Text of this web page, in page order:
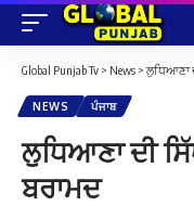
Global Punjab Tv > News > ਲੁਧਿਆਣਾ
NEWS ਪੰਜਾਬ
ਲੁਧਿਆਣਾ ਦੀ
ਬਰਾਮਦ